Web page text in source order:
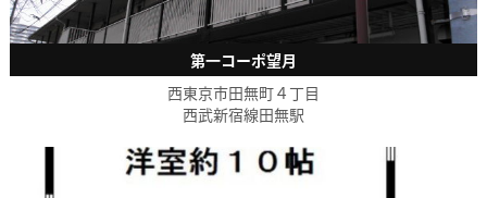
第一コーポ望月
西東京市田無町４丁目
西武新宿線田無駅